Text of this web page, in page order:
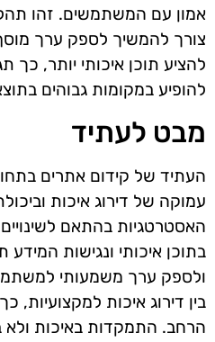
אמון עם המשתמשים. זהו
צורך להמשיך לספק ערך
להציע תוכן איכותי יותר, כך
להופיע במקומות גבוהים
מבט לעתיד
העתיד של קידום אתרים
עמוקה של דירוג איכות
האסטרטגיות בהתאם
בתוכן איכותי ונגישות המידע
ולספק ערך משמעותי
בין דירוג איכות למקצועיות,
הרחב. התמקדות באיכות